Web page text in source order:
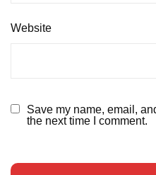
Website
Save my name, email,
the next time I comment.